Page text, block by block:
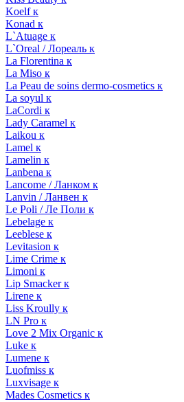
Koelf к
Konad к
L`Atuage к
L`Oreal / Лореаль к
La Florentina к
La Miso к
La Peau de soins dermo-cosmetics к
La soyul к
LaCordi к
Lady Caramel к
Laikou к
Lamel к
Lamelin к
Lanbena к
Lancome / Ланком к
Lanvin / Ланвен к
Le Poli / Ле Поли к
Lebelage к
Leeblese к
Levitasion к
Lime Crime к
Limoni к
Lip Smacker к
Lirene к
Liss Kroully к
LN Pro к
Love 2 Mix Organic к
Luke к
Lumene к
Luofmiss к
Luxvisage к
Mades Cosmetics к